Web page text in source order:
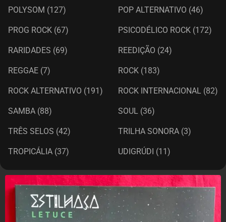
POLYSOM (127) POP ALTERNATIVO (46)
PROG ROCK (67) PSICODÉLICO ROCK (172)
RARIDADES (69) REEDIÇÃO (24)
REGGAE (7) ROCK (183)
ROCK ALTERNATIVO (191) ROCK INTERNACIONAL (82)
SAMBA (88) SOUL (36)
TRÊS SELOS (42) TRILHA SONORA (3)
TROPICÁLIA (37) UDIGRÚDI (11)